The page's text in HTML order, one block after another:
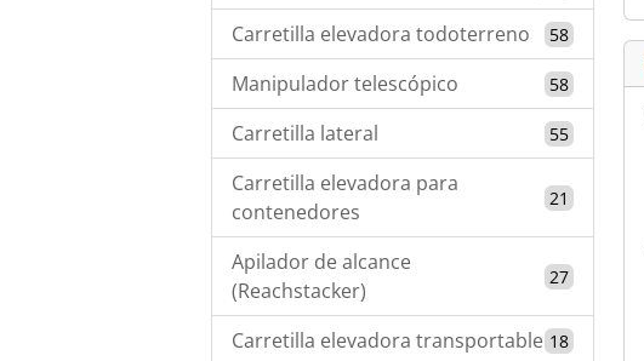
Carretilla elevadora todoterreno 58
Manipulador telescópico 58
Carretilla lateral 55
Carretilla elevadora para
contenedores
21
Apilador de alcance
(Reachstacker)
27
Carretilla elevadora transportable 18